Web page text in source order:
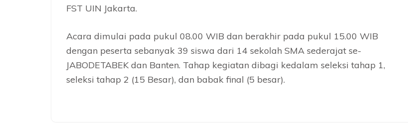
FST UIN Jakarta.
Acara dimulai pada pukul 08.00 WIB dan berakhir pada pukul 15.00 WIB
dengan peserta sebanyak 39 siswa dari 14 sekolah SMA sederajat se-
JABODETABEK dan Banten. Tahap kegiatan dibagi kedalam seleksi tahap 1,
seleksi tahap 2 (15 Besar), dan babak final (5 besar).